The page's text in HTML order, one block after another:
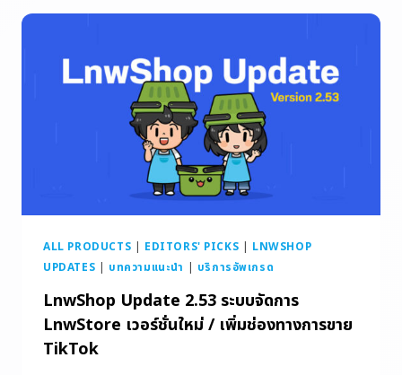
ALL PRODUCTS EDITORS' PICKS
LNWSHOP
UPDATES
บทความแนะนำ บริการอัพเกรด
LnwShop Update 2.53 ระบบจัดการ
LnwStore เวอร์ชั่นใหม่ / เพิ่มช่องทางการขาย
TikTok